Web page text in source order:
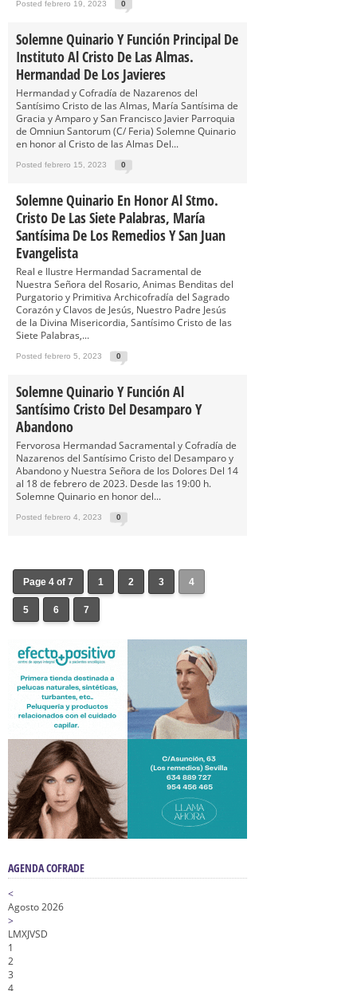
Posted febrero 19, 2023 0
Solemne Quinario Y Función Principal De
Instituto Al Cristo De Las Almas.
Hermandad De Los Javieres
Hermandad y Cofradía de Nazarenos del
Santísimo Cristo de las Almas, María Santísima de
Gracia y Amparo y San Francisco Javier Parroquia
de Omniun Santorum (C/ Feria) Solemne Quinario
en honor al Cristo de las Almas Del...
Posted febrero 15, 2023 0
Solemne Quinario En Honor Al Stmo.
Cristo De Las Siete Palabras, María
Santísima De Los Remedios Y San Juan
Evangelista
Real e Ilustre Hermandad Sacramental de
Nuestra Señora del Rosario, Animas Benditas del
Purgatorio y Primitiva Archicofradía del Sagrado
Corazón y Clavos de Jesús, Nuestro Padre Jesús
de la Divina Misericordia, Santísimo Cristo de las
Siete Palabras,...
Posted febrero 5, 2023 0
Solemne Quinario Y Función Al
Santísimo Cristo Del Desamparo Y
Abandono
Fervorosa Hermandad Sacramental y Cofradía de
Nazarenos del Santísimo Cristo del Desamparo y
Abandono y Nuestra Señora de los Dolores Del 14
al 18 de febrero de 2023. Desde las 19:00 h.
Solemne Quinario en honor del...
Posted febrero 4, 2023 0
Page 4 of 7 1 2 3 4
5 6 7
AGENDA COFRADE
<
Agosto 2026
>
LMXJVSD
1
2
3
4